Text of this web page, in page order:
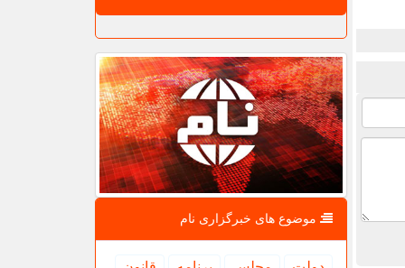
موضوع های خبرگزاری نام